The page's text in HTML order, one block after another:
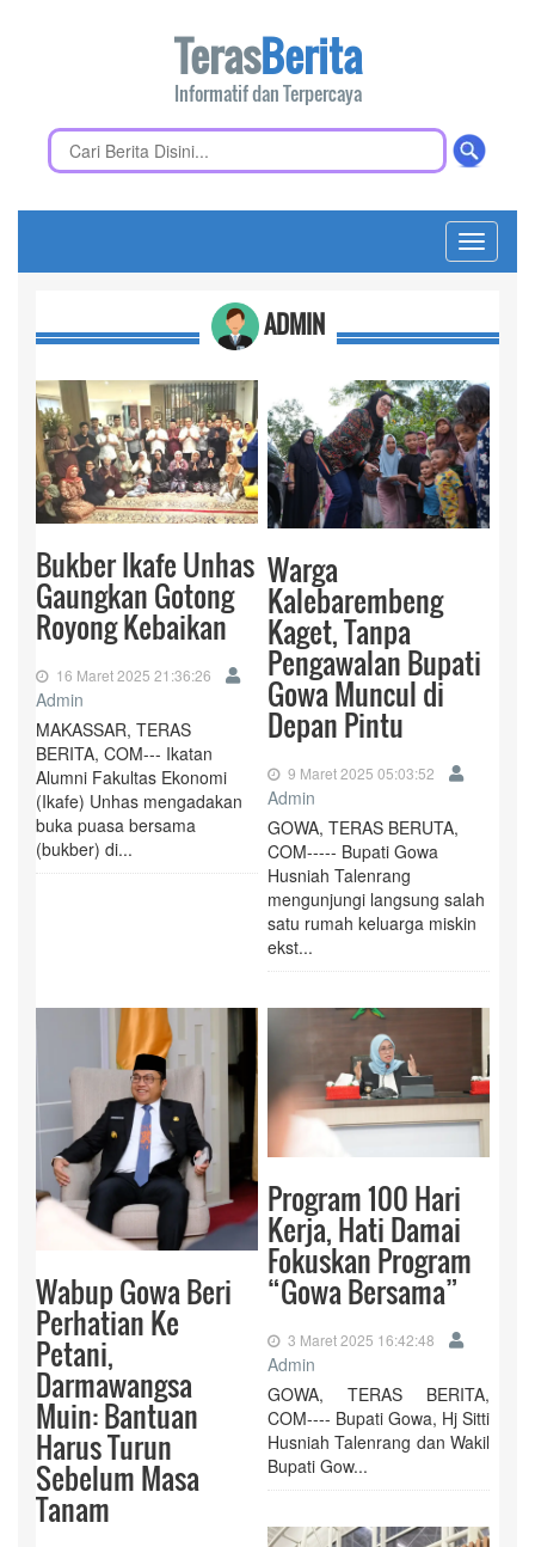
TerasBerita
Informatif dan Terpercaya
Toggle
ADMIN
Bukber Ikafe Unhas
Gaungkan Gotong
Royong Kebaikan
16 Maret 2025 21:36:26
Admin
MAKASSAR, TERAS
BERITA, COM--- Ikatan
Alumni Fakultas Ekonomi
(Ikafe) Unhas mengadakan
buka puasa bersama
(bukber) di...
Warga
Kalebarembeng
Kaget, Tanpa
Pengawalan Bupati
Gowa Muncul di
Depan Pintu
9 Maret 2025 05:03:52
Admin
GOWA, TERAS BERUTA,
COM----- Bupati Gowa
Husniah Talenrang
mengunjungi langsung salah
satu rumah keluarga miskin
ekst...
Wabup Gowa Beri
Perhatian Ke
Petani,
Darmawangsa
Muin: Bantuan
Harus Turun
Sebelum Masa
Tanam
Program 100 Hari
Kerja, Hati Damai
Fokuskan Program
“Gowa Bersama”
3 Maret 2025 16:42:48
Admin
GOWA, TERAS BERITA,
COM---- Bupati Gowa, Hj Sitti
Husniah Talenrang dan Wakil
Bupati Gow...